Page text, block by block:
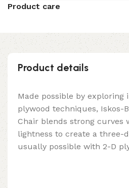
Product care
Product details
Made possible by exploring
plywood techniques, Iskos-
Chair blends strong curves
lightness to create a three-
usually possible with 2-D